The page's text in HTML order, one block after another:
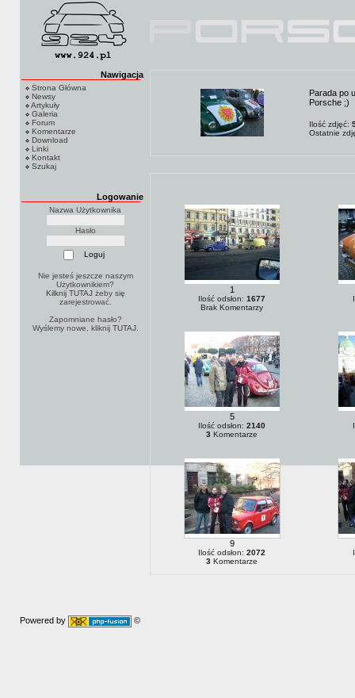
Nawigacja
Strona Główna
Newsy
Artykuły
Galeria
Forum
Komentarze
Download
Linki
Kontakt
Szukaj
Logowanie
Nazwa Użytkownika
Hasło
Nie jesteś jeszcze naszym
Użytkownikiem?
Kilknij TUTAJżeby się
zarejestrować.
Zapomniane hasło?
Wyślemy nowe, kliknij TUTAJ.
Parada po
Porsche ;)
Ilość zdjęć:
Ostatnie
1
Ilość odsłon: 1677
Brak Komentarzy
5
Ilość odsłon: 2140
3 Komentarze
9
Ilość odsłon: 2072
3 Komentarze
Powered by ©